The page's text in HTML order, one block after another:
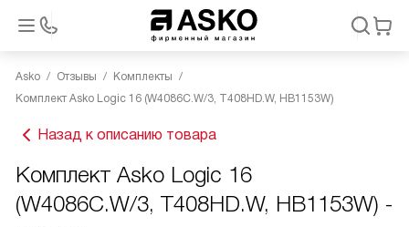
Asko Отзывы
Комплекты
Комплект Asko Logic 16 (W4086C.W/3, T408HD.W, HB1153W)
Назад к описанию товара
Комплект Asko Logic 16
(W4086C.W/3, T408HD.W, HB1153W) -